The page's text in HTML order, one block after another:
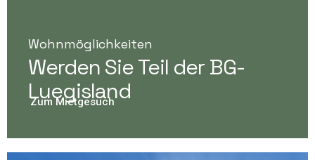
Wohnmöglichkeiten
Werden Sie Teil der BG-
Luegisland
Zum Mietgesuch